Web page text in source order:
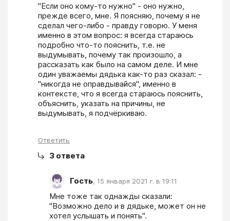
"Если оно кому-то нужно" - оно нужно,
прежде всего, мне. Я поясняю, почему я не
сделал чего-либо - правду говорю. У меня
именно в этом вопрос: я всегда стараюсь
подробно что-то пояснить, т.е. не
выдумывать, почему так произошло, а
рассказать как было на самом деле. И мне
один уважаемы дядька как-то раз сказал: -
"никогда не оправдывайся", именно в
контексте, что я всегда стараюсь пояснить,
объяснить, указать на причины, не
выдумывать, я подчёркиваю.
Ответить
3 ответа
Гость, 15 января 2021 г. в 19:11
Мне тоже так однажды сказали:
"Возможно дело и в дядьке, может он не
хотел услышать и понять".